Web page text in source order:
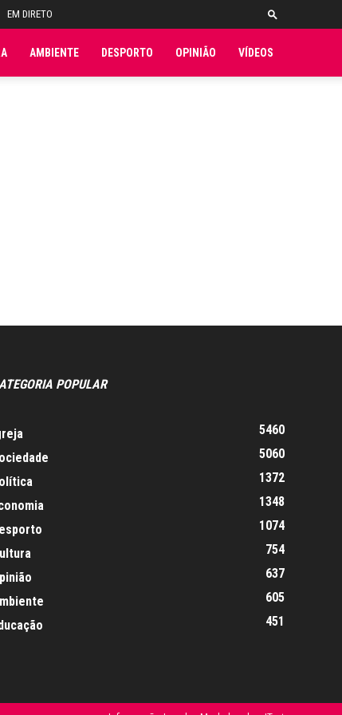
EM DIRETO
AMBIENTE DESPORTO OPINIÃO VÍDEOS
POPULAR
5460
5060
1372
1348
1074
754
637
605
451